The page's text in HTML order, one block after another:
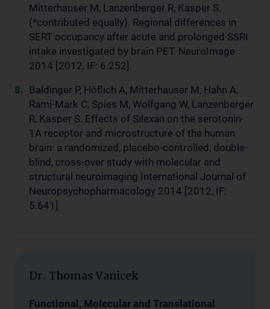
Mitterhauser M, Lanzenberger R, Kasper S.
(*contributed equally). Regional differences in
SERT occupancy after acute and prolonged SSRI
intake investigated by brain PET. NeuroImage
2014 [2012, IF: 6.252].
Baldinger P, Höflich A, Mitterhauser M, Hahn A,
Rami-Mark C, Spies M, Wolfgang W, Lanzenberger
R, Kasper S. Effects of Silexan on the serotonin-
1A receptor and microstructure of the human
brain: a randomized, placebo-controlled, double-
blind, cross-over study with molecular and
structural neuroimaging International Journal of
Neuropsychopharmacology 2014 [2012, IF:
5.641]
Dr. Thomas Vanicek
Functional, Molecular and Translational